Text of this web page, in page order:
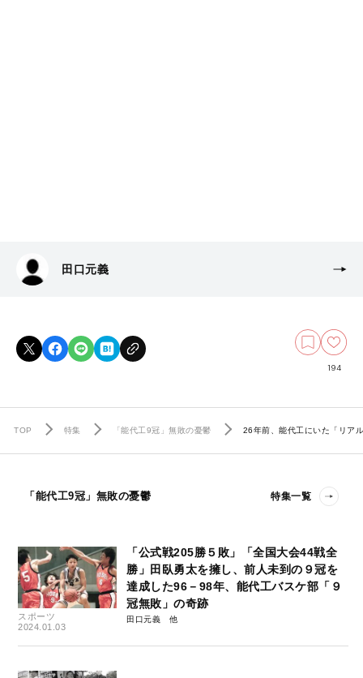
田口元義
194
TOP 特集 「能代工9冠」無敗の憂鬱 26年前、能代工にいた「リア
「能代工9冠」無敗の憂鬱 特集一覧
スポーツ
2024.01.03
「公式戦205勝５敗」「全国大会44戦全
勝」田臥勇太を擁し、前人未到の９冠を
達成した96－98年、能代工バスケ部「９
冠無敗」の奇跡
田口元義